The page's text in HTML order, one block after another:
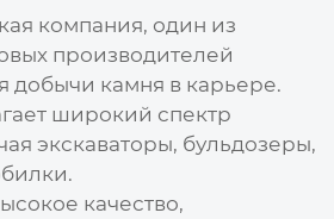
компания, один из
производителей
добычи камня в карьере.
широкий спектр
экскаваторы, бульдозеры,
качество,